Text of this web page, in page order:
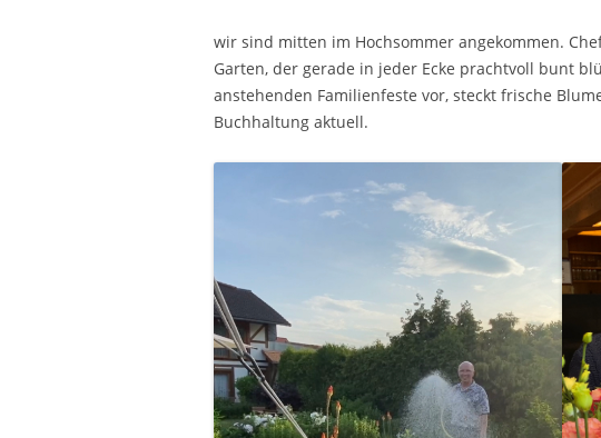
wir sind mitten im Hochsommer angekommen.
Garten, der gerade in jeder Ecke prachtvoll bunt
anstehenden Familienfeste vor, steckt frische
Buchhaltung aktuell.